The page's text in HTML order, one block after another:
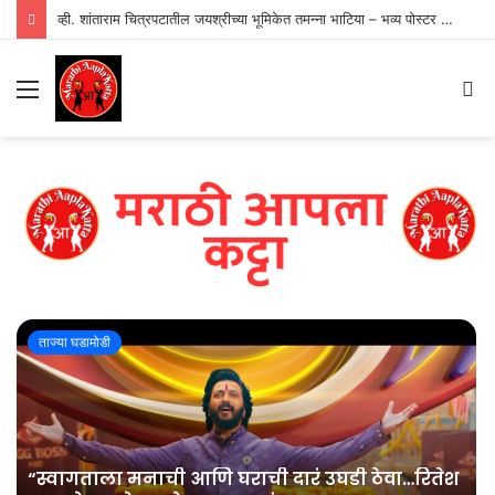
व्ही. शांताराम चित्रपटातील जयश्रीच्या भूमिकेत तमन्ना भाटिया – भव्य पोस्टर प्रदर्शित
Menu
ताज्या घडामोडी
“स्वागताला मनाची आणि घराची दारं उघडी ठेवा…रितेश